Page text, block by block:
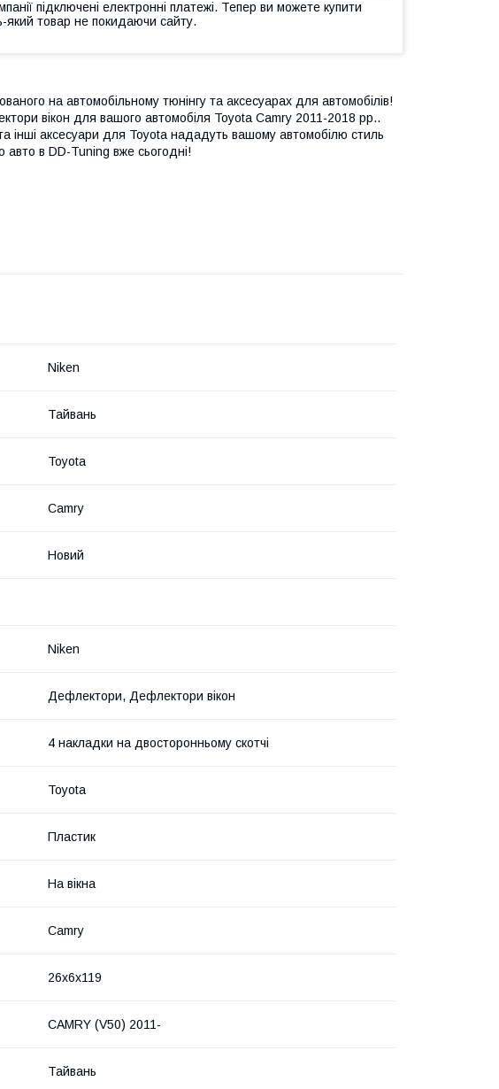
підключені електронні платежі. Тепер ви можете купити
який товар не покидаючи сайту.
на автомобільному тюнінгу та аксесуарах для автомобілів!
вікон для вашого автомобіля Toyota Camry 2011-2018 рр..
інші аксесуари для Toyota нададуть вашому автомобілю стиль
в DD-Tuning вже сьогодні!
Niken
Тайвань
Toyota
Camry
Новий
Niken
Дефлектори, Дефлектори вікон
4 накладки на двосторонньому скотчі
Toyota
Пластик
На вікна
Camry
26x6x119
CAMRY (V50) 2011-
Тайвань